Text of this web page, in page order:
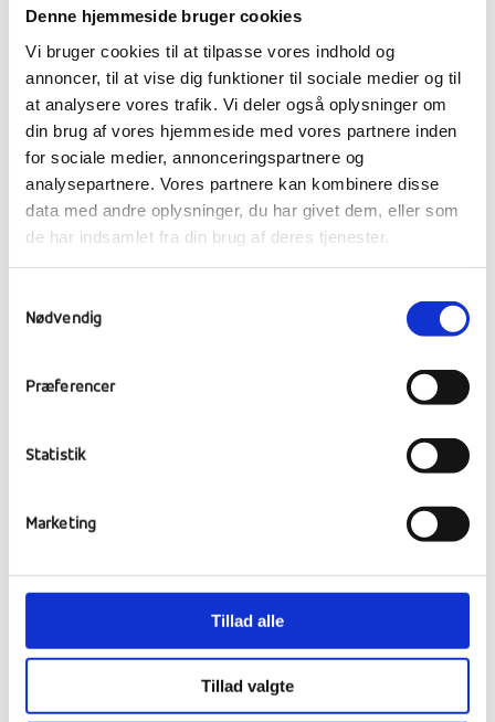
Denne hjemmeside bruger cookies
Vi bruger cookies til at tilpasse vores indhold og
annoncer, til at vise dig funktioner til sociale medier og til
at analysere vores trafik. Vi deler også oplysninger om
din brug af vores hjemmeside med vores partnere inden
for sociale medier, annonceringspartnere og
analysepartnere. Vores partnere kan kombinere disse
data med andre oplysninger, du har givet dem, eller som
de har indsamlet fra din brug af deres tjenester.
Nødvendig
Præferencer
Statistik
Marketing
Tillad alle
Tillad valgte